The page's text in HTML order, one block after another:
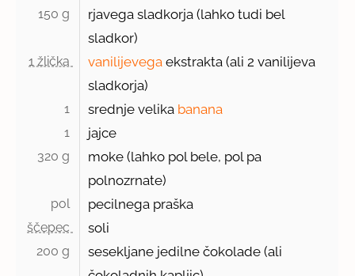
150 g
rjavega sladkorja (lahko tudi bel
sladkor)
1 žlička vanilijevega ekstrakta (ali 2 vanilijeva
sladkorja)
1 srednje velika banana
1 jajce
320 g
moke (lahko pol bele, pol pa
polnozrnate)
pol pecilnega praška
ščepec soli
200 g
sesekljane jedilne čokolade (ali